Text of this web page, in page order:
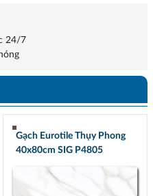
24/7
Gạch Eurotile Thụy Phong
40x80cm SIG P4805